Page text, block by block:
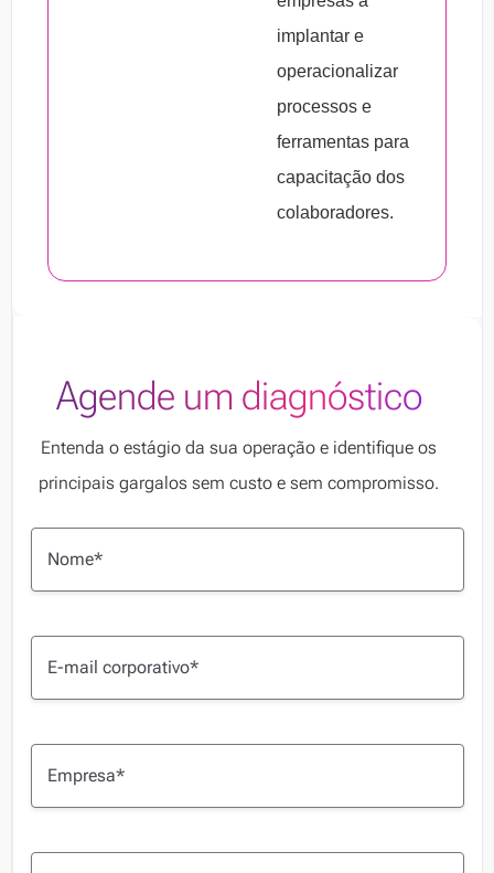
Desempenho do palestrante: precisa
haver uma fala clara e objetiva para aplicar o
treinamento com primazia.
: dê a oportunidade
para os colaboradores fornecerem seus
feedbacks, críticas e sugestões ao término
implantar e
operacionalizar
processos e
ferramentas para
capacitação dos
colaboradores.
Agende um diagnóstico
Entenda o estágio da sua operação e identifique os
principais gargalos sem custo e sem compromisso.